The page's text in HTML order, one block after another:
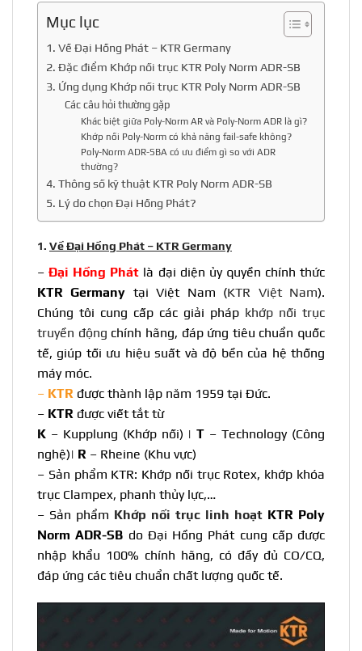
Mục lục
1. Về Đại Hồng Phát – KTR Germany
2. Đặc điểm Khớp nối trục KTR Poly Norm ADR-SB
3. Ứng dụng Khớp nối trục KTR Poly Norm ADR-SB
Các câu hỏi thường gặp
Khác biệt giữa Poly-Norm AR và Poly-Norm ADR là gì?
Khớp nối Poly-Norm có khả năng fail-safe không?
Poly-Norm ADR-SBA có ưu điểm gì so với ADR
thường?
4. Thông số kỹ thuật KTR Poly Norm ADR-SB
5. Lý do chọn Đại Hồng Phát?
1. Về Đại Hồng Phát – KTR Germany
– Đại Hồng Phát là đại diện ủy quyền chính thức
KTR Germany tại Việt Nam (KTR Việt Nam).
Chúng tôi cung cấp các giải pháp khớp nối trục
truyền động chính hãng, đáp ứng tiêu chuẩn quốc
tế, giúp tối ưu hiệu suất và độ bền của hệ thống
máy móc.
– KTR được thành lập năm 1959 tại Đức.
– KTR được viết tắt từ
K – Kupplung (Khớp nối) | T – Technology (Công
nghệ)| R – Rheine (Khu vực)
– Sản phẩm KTR: Khớp nối trục Rotex, khớp khóa
trục Clampex, phanh thủy lực,…
– Sản phẩm Khớp nối trục linh hoạt KTR Poly
Norm ADR-SB do Đại Hồng Phát cung cấp được
nhập khẩu 100% chính hãng, có đầy đủ CO/CQ,
đáp ứng các tiêu chuẩn chất lượng quốc tế.